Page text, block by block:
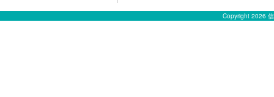
Copyright 2026